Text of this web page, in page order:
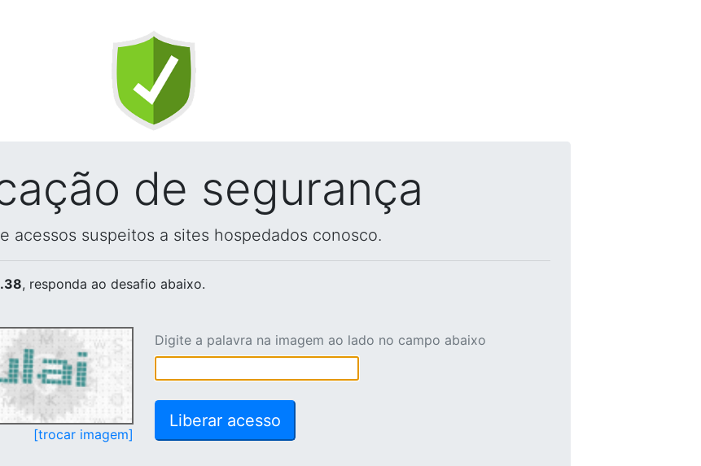
de segurança
acessos suspeitos a sites hospedados conosco.
, responda ao desafio abaixo.
[trocar imagem]
Digite a palavra na imagem ao lado no campo abaixo